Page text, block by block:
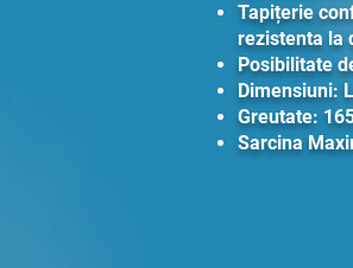
Tapițerie
rezistenta la
Posibilitate
Dimensiuni:
Greutate:
Sarcina